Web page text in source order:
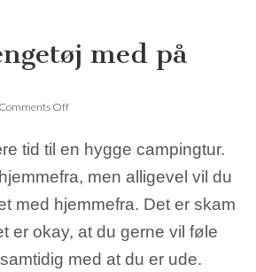
med på
Comments Off
tid til en hygge campingtur.
men alligevel vil du
med hjemmefra. Det er skam
er okay, at du gerne vil føle
med at du er ude.